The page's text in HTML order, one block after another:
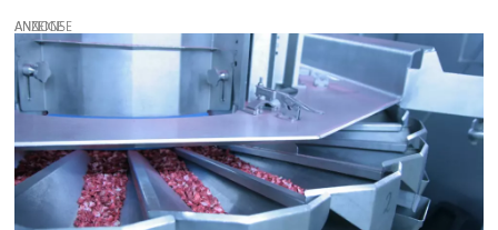
ANZEIGE